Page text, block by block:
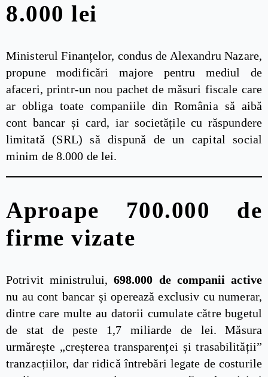
8.000 lei
Ministerul Finanțelor, condus de Alexandru Nazare,
propune modificări majore pentru mediul de
afaceri, printr-un nou pachet de măsuri fiscale care
ar obliga toate companiile din România să aibă
cont bancar și card, iar societățile cu răspundere
limitată (SRL) să dispună de un capital social
minim de 8.000 de lei.
Aproape 700.000 de
firme vizate
Potrivit ministrului, 698.000 de companii active
nu au cont bancar și operează exclusiv cu numerar,
dintre care multe au datorii cumulate către bugetul
de stat de peste 1,7 miliarde de lei. Măsura
urmărește „creșterea transparenței și trasabilității”
tranzacțiilor, dar ridică întrebări legate de costurile